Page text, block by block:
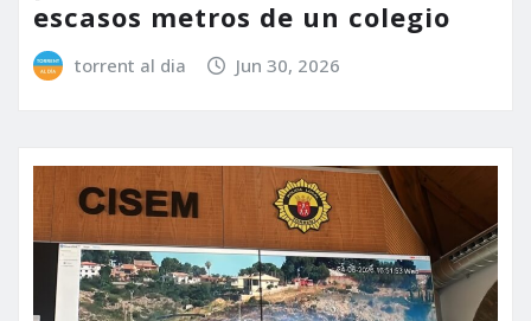
escasos metros de un colegio
torrent al dia Jun 30, 2026